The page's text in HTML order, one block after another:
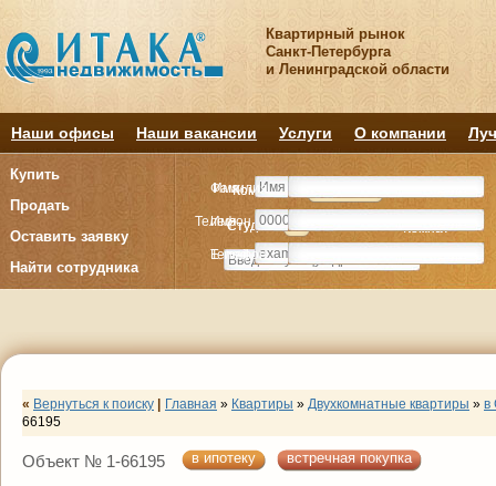
Квартирный рынок
Санкт-Петербурга
и Ленинградской области
Наши офисы Наши вакансии Услуги О компании
Купить
Продать
Оставить заявку
Найти сотрудника
Комнату
Студия Комнат
Комнату
Студия Комнат
Имя
Телефон
E-mail
Фамилия
Имя
Телефон
« Вернуться к поиску Главная » Квартиры » Двухкомнатные квартиры » в
66195
Объект № 1-66195 в ипотеку встречная покупка